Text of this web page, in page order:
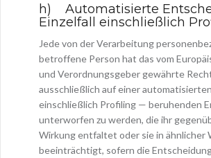
h) Automatisierte
Einzelfall einschließlich
Jede von der Verarbeitung
betroffene Person hat das vom
und Verordnungsgeber gewährte
ausschließlich auf einer
einschließlich Profiling — beruhenden
unterworfen zu werden, die ihr
Wirkung entfaltet oder sie in ähnlicher
beeinträchtigt, sofern die